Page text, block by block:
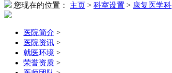
您现在的位置： 主页 > 科室设置 > 康复医学科
医院简介 >
医院资讯 >
就医环境 >
荣誉资质 >